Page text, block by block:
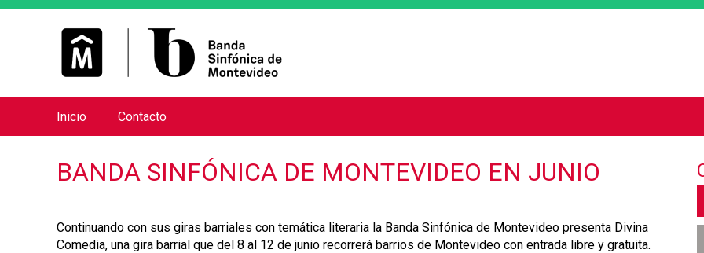
BANDA SINFÓNICA DE MONTEVIDEO EN JUNIO
Continuando con sus giras barriales con temática literaria la Banda Sinfónica de Montevideo presenta Divina
Comedia, una gira barrial que del 8 al 12 de junio recorrerá barrios de Montevideo con entrada libre y gratuita.
n
p
r
Inicio Contacto